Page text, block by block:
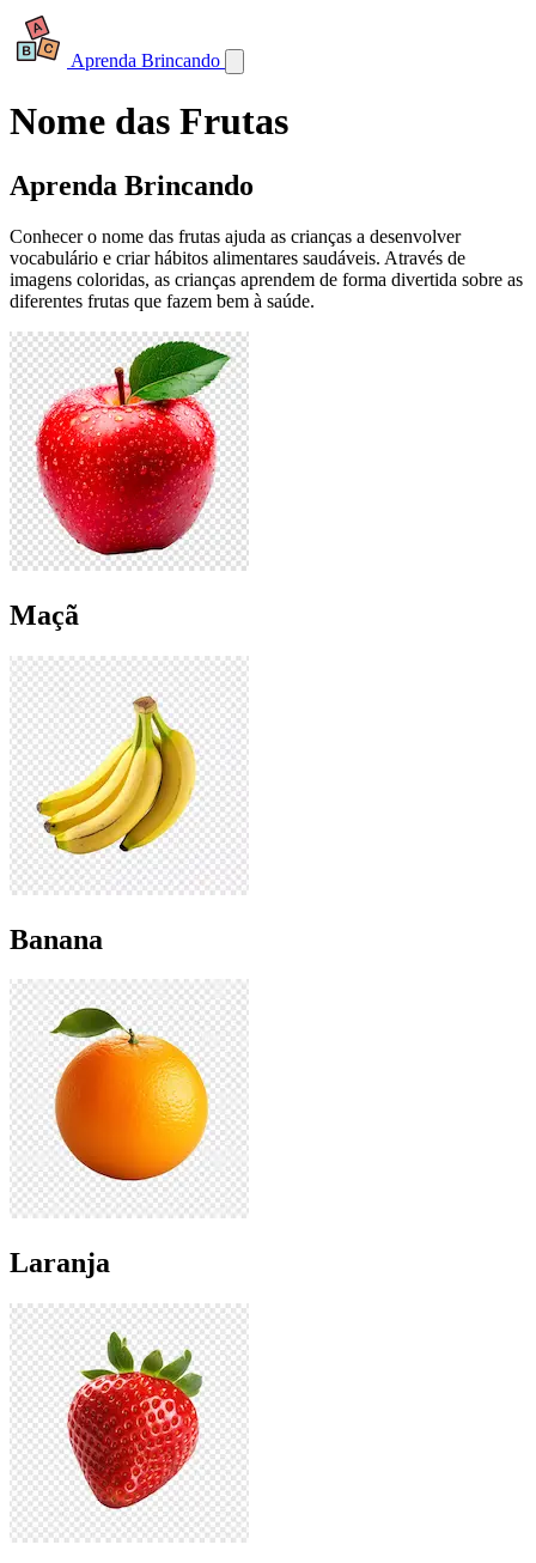
Aprenda Brincando
Nome das Frutas
Aprenda Brincando
Conhecer o nome das frutas ajuda as crianças a desenvolver
vocabulário e criar hábitos alimentares saudáveis. Através de
imagens coloridas, as crianças aprendem de forma divertida sobre as
diferentes frutas que fazem bem à saúde.
Maçã
Banana
Laranja